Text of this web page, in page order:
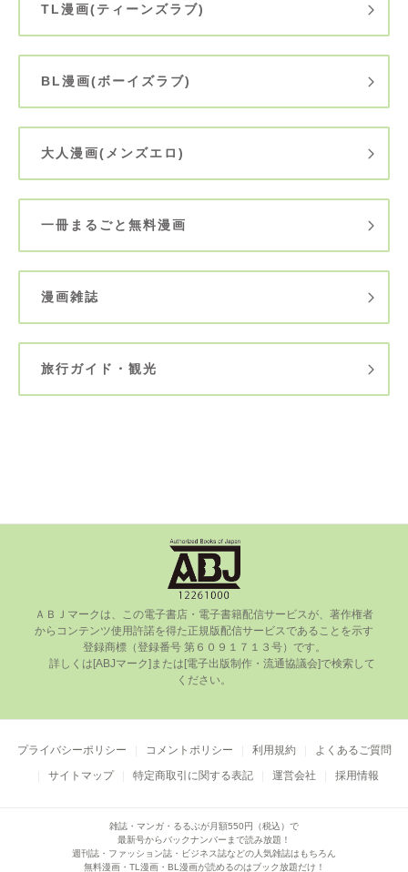
TL漫画(ティーンズラブ)
BL漫画(ボーイズラブ)
大人漫画(メンズエロ)
一冊まるごと無料漫画
漫画雑誌
旅行ガイド・観光
ＡＢＪマークは、この電⼦書店・電⼦書籍配信サービスが、著作権者
からコンテンツ使⽤許諾を得た正規版配信サービスであることを⽰す
登録商標（登録番号 第６０９１７１３号）です。
ください。
プライバシーポリシー コメントポリシー 利用規約
よくあるご質問
サイトマップ
特定商取引に関する表記 運営会社 採用情報
雑誌・マンガ・るるぶが月額550円（税込）で
最新号からバックナンバーまで読み放題！
週刊誌・ファッション誌・ビジネス誌などの人気雑誌はもちろん
無料漫画・TL漫画・BL漫画が読めるのはブック放題だけ！